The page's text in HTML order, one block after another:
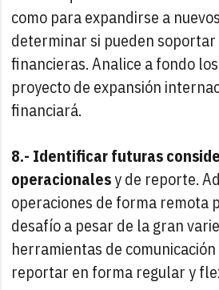
como para expandirse a
determinar si pueden soportar
financieras. Analice a fondo
proyecto de expansión
financiará.
8.- Identificar futuras
operacionalesy de reporte.
operaciones de forma remota
desafío a pesar de la gran
herramientas de
reportar en forma regular y